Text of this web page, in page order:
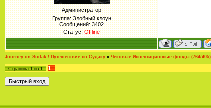
Администратор
Группа: Злобный клоун
Сообщений:3402
Статус:Offline
Journey on Sudak / Путешествие по Судаку » Чековые Инвестиционные фонды (764/405)
Страница1из1
1